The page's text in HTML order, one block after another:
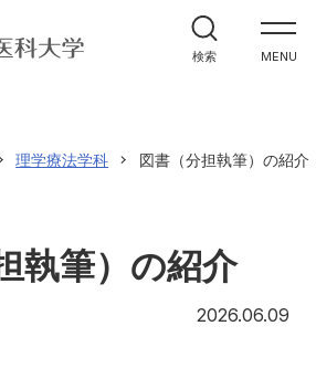
MENU
検索
理学療法学科 図書（分担執筆）の紹介
執筆）の紹介
2026.06.09